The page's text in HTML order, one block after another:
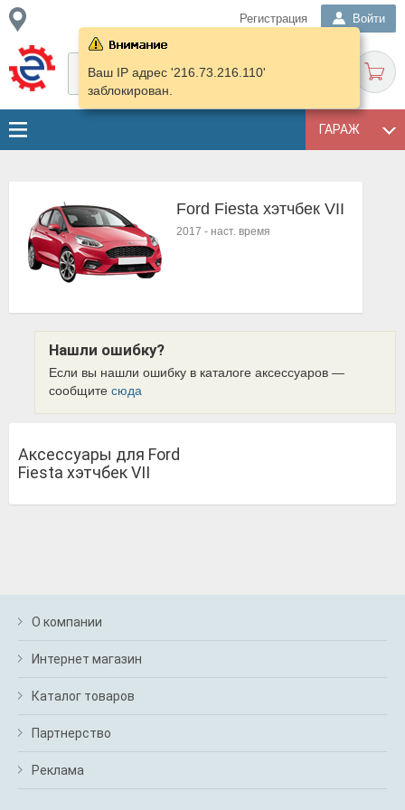
Регистрация Войти
ГАРАЖ
Ваш IP адрес '216.73.216.110'
заблокирован.
Ford Fiesta хэтчбек VII
2017 - наст. время
Нашли ошибку?
Если вы нашли ошибку в каталоге аксессуаров —
сообщите сюда
Аксессуары для Ford
Fiesta хэтчбек VII
О компании
Интернет магазин
Каталог товаров
Партнерство
Реклама